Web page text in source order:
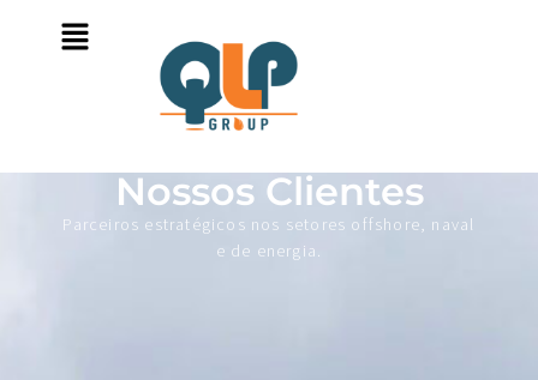
Nossos Clientes
Parceiros estratégicos nos setores offshore, naval
e de energia.